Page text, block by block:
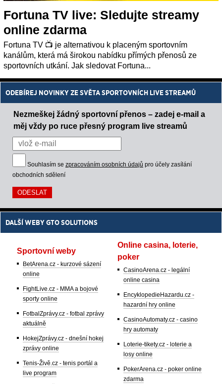
Fortuna TV live: Sledujte streamy
online zdarma
Fortuna TV 📺 je alternativou k placeným sportovním
kanálům, která má širokou nabídku přímých přenosů ze
sportovních utkání. Jak sledovat Fortuna...
ODEBÍREJ NOVINKY ZE SVĚTA SPORTOVNÍCH LIVE STREAMŮ
Nezmeškej žádný sportovní přenos – zadej e-mail a
měj vždy po ruce přesný program live streamů
Souhlasím se zpracováním osobních údajů pro účely zasílání
obchodních sdělení
DALŠÍ WEBY GTO SOLUTIONS
Sportovní weby
BetArena.cz - kurzové sázení
online
FightLive.cz - MMA a bojové
sporty online
FotbalZprávy.cz - fotbal zprávy
aktuálně
HokejZprávy.cz - dnešní hokej
zprávy online
Tenis-Živě.cz - tenis portál a
live program
Online casina, loterie,
poker
CasinoArena.cz - legální
online casina
EncyklopedieHazardu.cz -
hazardní hry online
CasinoAutomaty.cz - casino
hry automaty
Loterie-tikety.cz - loterie a
losy online
PokerArena.cz - poker online
zdarma